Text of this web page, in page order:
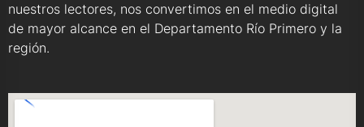
nuestros lectores, nos convertimos en el medio digital
de mayor alcance en el Departamento Río Primero y la
región.